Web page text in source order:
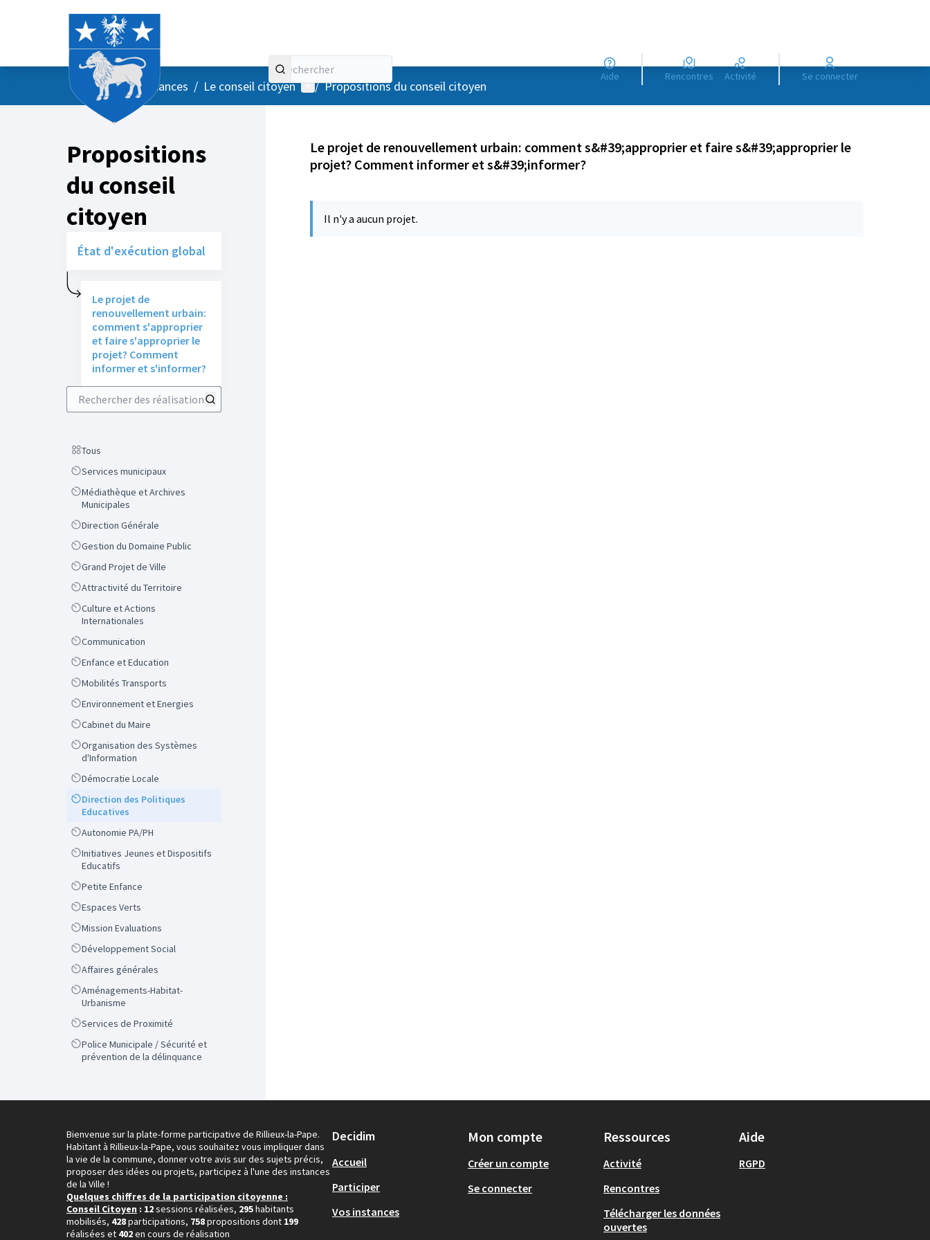
Aide Rencontres Activité Se connecter
AccueilMenu principal
/ Vos instances / Le conseil citoyen Menu utilisateur
/ Propositions du conseil citoyen
Propositions
du conseil
citoyen
État d'exécution global
Le projet de
renouvellement urbain:
comment s'approprier
et faire s'approprier le
projet? Comment
informer et s'informer?
Rechercher des réalisations
Scope
Tous
ScopeServices municipaux
Scope
Médiathèque et Archives
Municipales
ScopeDirection Générale
ScopeGestion du Domaine Public
ScopeGrand Projet de Ville
ScopeAttractivité du Territoire
Scope
Culture et Actions
Internationales
ScopeCommunication
ScopeEnfance et Education
ScopeMobilités Transports
ScopeEnvironnement et Energies
ScopeCabinet du Maire
Scope
Organisation des Systèmes
d'Information
ScopeDémocratie Locale
Scope
Direction des Politiques
Educatives
ScopeAutonomie PA/PH
Scope
Initiatives Jeunes et Dispositifs
Educatifs
ScopePetite Enfance
ScopeEspaces Verts
ScopeMission Evaluations
ScopeDéveloppement Social
ScopeAffaires générales
Scope
Aménagements-Habitat-
Urbanisme
ScopeServices de Proximité
Scope
Police Municipale / Sécurité et
prévention de la délinquance
Le projet de renouvellement urbain: comment s&#39;approprier et faire s&#39;approprier le
projet? Comment informer et s&#39;informer?
Il n'y a aucun projet.
Bienvenue sur la plate-forme participative de Rillieux-la-Pape.
Habitant à Rillieux-la-Pape, vous souhaitez vous impliquer dans
la vie de la commune, donner votre avis sur des sujets précis,
proposer des idées ou projets, participez à l'une des instances
de la Ville !
Quelques chiffres de la participation citoyenne :
Conseil Citoyen : 12sessions réalisées, 295habitants
mobilisés, 428participations, 758propositions dont 199
réalisées et 402en cours de réalisation
Decidim
Accueil
Participer
Vos instances
Mon compte
Créer un compte
Se connecter
Ressources
Activité
Rencontres
Télécharger les données
ouvertes
Aide
RGPD